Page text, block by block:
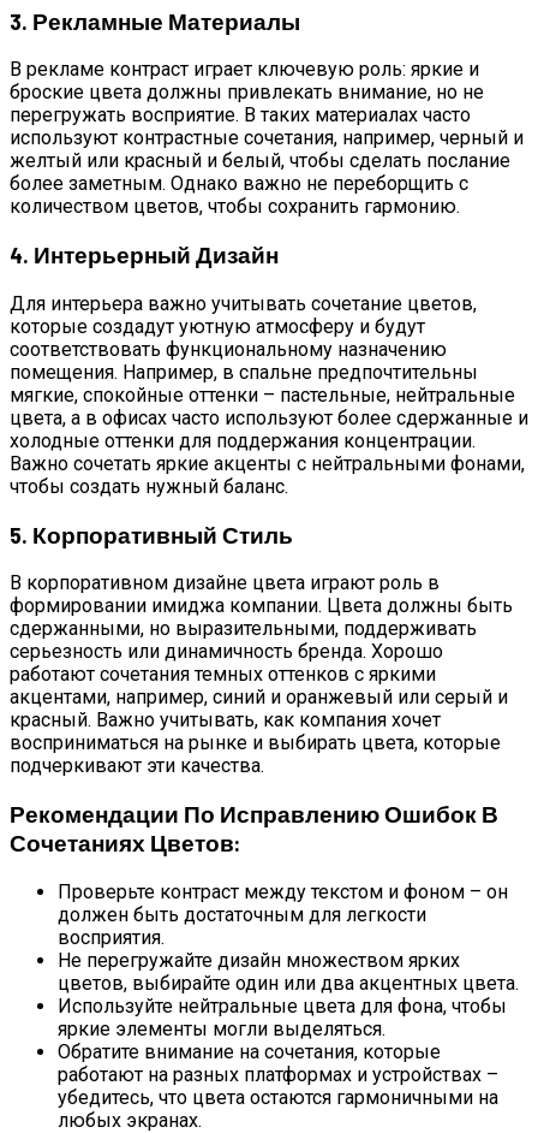
3. Рекламные Материалы
В рекламе контраст играет ключевую роль: яркие и
броские цвета должны привлекать внимание, но не
перегружать восприятие. В таких материалах часто
используют контрастные сочетания, например, черный и
желтый или красный и белый, чтобы сделать послание
более заметным. Однако важно не переборщить с
количеством цветов, чтобы сохранить гармонию.
4. Интерьерный Дизайн
Для интерьера важно учитывать сочетание цветов,
которые создадут уютную атмосферу и будут
соответствовать функциональному назначению
помещения. Например, в спальне предпочтительны
мягкие, спокойные оттенки – пастельные, нейтральные
цвета, а в офисах часто используют более сдержанные и
холодные оттенки для поддержания концентрации.
Важно сочетать яркие акценты с нейтральными фонами,
чтобы создать нужный баланс.
5. Корпоративный Стиль
В корпоративном дизайне цвета играют роль в
формировании имиджа компании. Цвета должны быть
сдержанными, но выразительными, поддерживать
серьезность или динамичность бренда. Хорошо
работают сочетания темных оттенков с яркими
акцентами, например, синий и оранжевый или серый и
красный. Важно учитывать, как компания хочет
восприниматься на рынке и выбирать цвета, которые
подчеркивают эти качества.
Рекомендации По Исправлению Ошибок В
Сочетаниях Цветов:
Проверьте контраст между текстом и фоном – он
должен быть достаточным для легкости
восприятия.
Не перегружайте дизайн множеством ярких
цветов, выбирайте один или два акцентных цвета.
Используйте нейтральные цвета для фона, чтобы
яркие элементы могли выделяться.
Обратите внимание на сочетания, которые
работают на разных платформах и устройствах –
убедитесь, что цвета остаются гармоничными на
любых экранах.